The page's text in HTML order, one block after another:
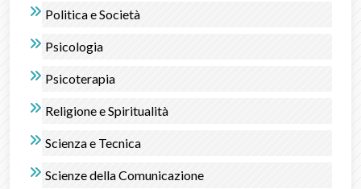
Politica e Società
Psicologia
Psicoterapia
Religione e Spiritualità
Scienza e Tecnica
Scienze della Comunicazione